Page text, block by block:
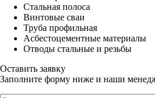
Стальная полоса
Винтовые сваи
Труба профильная
Асбестоцементные материалы
Отводы стальные и резьбы
Оставить заявку
Заполните форму ниже и наши